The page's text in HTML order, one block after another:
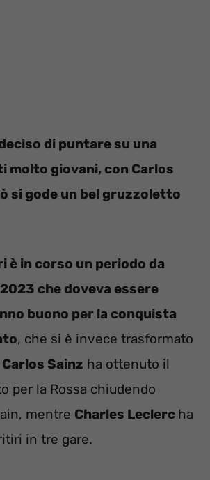
di puntare su una
molto giovani, con Carlos
si gode un bel gruzzoletto
è in corso un periodo da
che doveva essere
buono per la conquista
, che si è invece trasformato
Carlos Sainz ha ottenuto il
per la Rossa chiudendo
mentre Charles Leclerc ha
in tre gare.